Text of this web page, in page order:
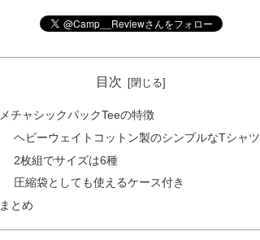
目次
メチャシックパックTeeの特徴
ヘビーウェイトコットン製のシンプルなTシャツ
2枚組でサイズは6種
圧縮袋としても使えるケース付き
まとめ